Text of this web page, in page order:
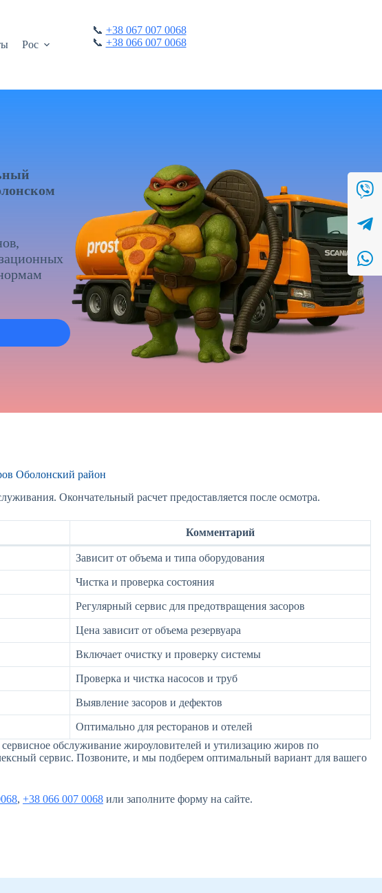
Рос
📞 +38 067 007 0068
📞 +38 066 007 0068
Оболонский район
Окончательный расчет предоставляется после осмотра.
Комментарий
Зависит от объема и типа оборудования
Чистка и проверка состояния
Регулярный сервис для предотвращения засоров
Цена зависит от объема резервуара
Включает очистку и проверку системы
Проверка и чистка насосов и труб
Выявление засоров и дефектов
Оптимально для ресторанов и отелей
обслуживание жироуловителей и утилизацию жиров по
сервис. Позвоните, и мы подберем оптимальный вариант для вашего
, +38 066 007 0068 или заполните форму на сайте.